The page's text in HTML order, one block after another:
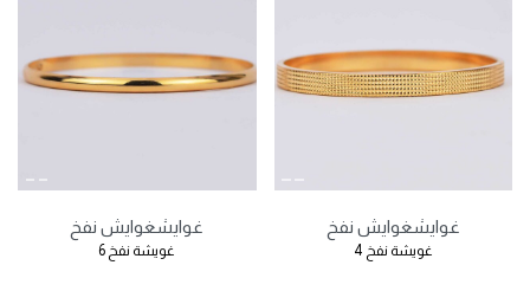
غوايشغوايش نفخ
غويشة نفخ 4
غوايشغوايش نفخ
غويشة نفخ 6